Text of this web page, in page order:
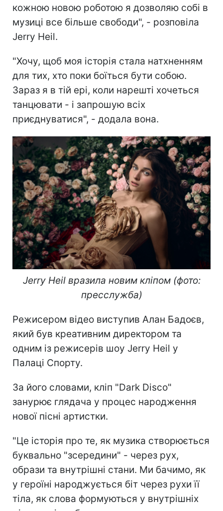
кожною новою роботою я дозволяю собі в
музиці все більше свободи", - розповіла
Jerry Heil.
"Хочу, щоб моя історія стала натхненням
для тих, хто поки боїться бути собою.
Зараз я в тій ері, коли нарешті хочеться
танцювати - і запрошую всіх
приєднуватися", - додала вона.
Jerry Heil вразила новим кліпом (фото:
пресслужба)
Режисером відео виступив Алан Бадоєв,
який був креативним директором та
одним із режисерів шоу Jerry Heil у
Палаці Спорту.
За його словами, кліп "Dark Disco"
занурює глядача у процес народження
нової пісні артистки.
"Це історія про те, як музика створюється
буквально "зсередини" - через рух,
образи та внутрішні стани. Ми бачимо, як
у героїні народжується біт через рухи її
тіла, як слова формуються у внутрішніх